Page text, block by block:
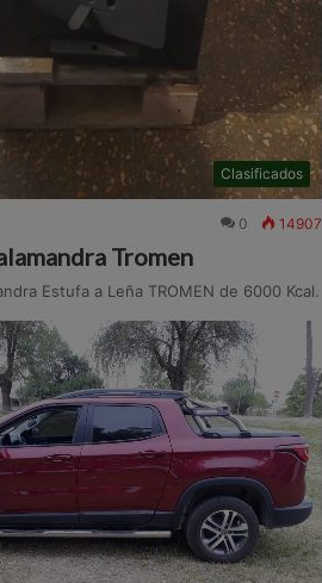
Clasificados
0 14907
Tromen
Estufa a Leña TROMEN de 6000 Kcal.